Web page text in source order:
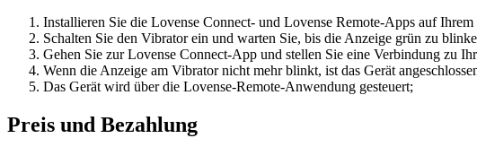
Installieren Sie die Lovense Connect- und Lovense Remote-Apps auf Ihrem
Schalten Sie den Vibrator ein und warten Sie, bis die Anzeige grün zu
Gehen Sie zur Lovense Connect-App und stellen Sie eine Verbindung zu
Wenn die Anzeige am Vibrator nicht mehr blinkt, ist das Gerät
Das Gerät wird über die Lovense-Remote-Anwendung gesteuert;
Preis und Bezahlung